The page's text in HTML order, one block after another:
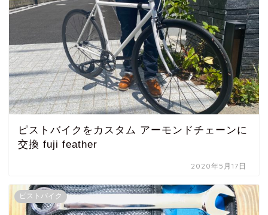
ピストバイクをカスタム アーモンドチェーンに
交換 fuji feather
2020年5月17日
ピストバイク